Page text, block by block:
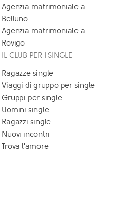
Agenzia matrimoniale a
Belluno
Agenzia matrimoniale a
Rovigo
IL CLUB PER I SINGLE
Ragazze single
Viaggi di gruppo per single
Gruppi per single
Uomini single
Ragazzi single
Nuovi incontri
Trova l'amore